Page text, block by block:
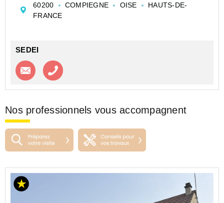
VL, à l'étage 3 belles chambres, salle d...
60200 COMPIEGNE OISE
HAUTS-DE-
FRANCE
SEDEI
Contacter l'agence
Nos professionnels vous accompagnent